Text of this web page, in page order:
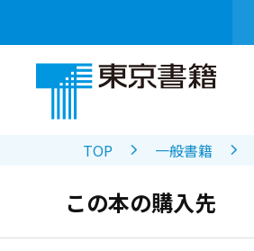
TOP 一般書籍
この本の購入先